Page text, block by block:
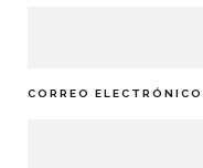
CORREO ELECTRÓNICO